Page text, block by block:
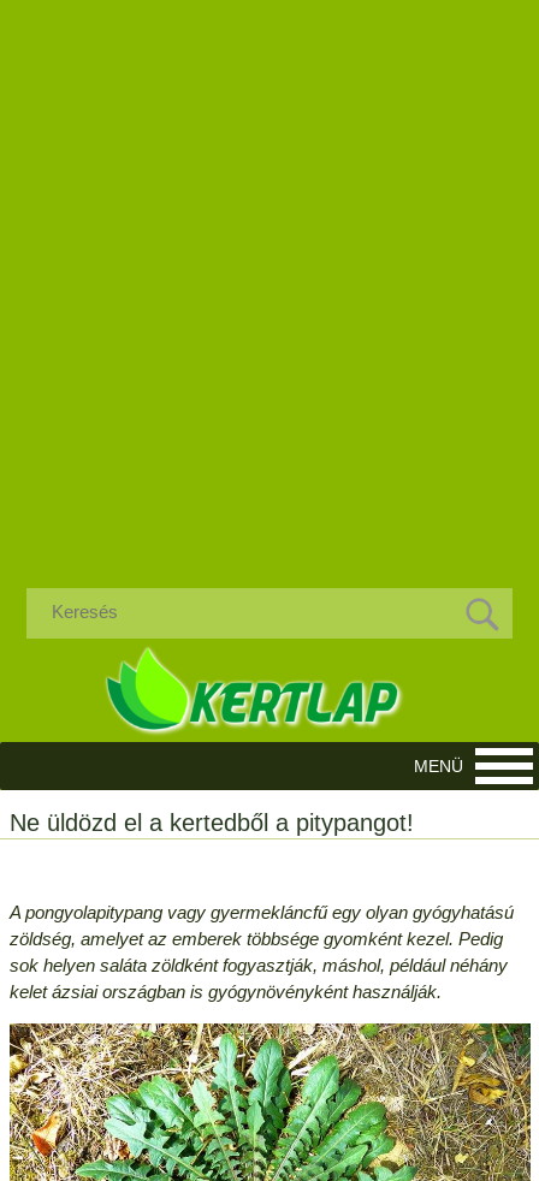
Ne üldözd el a kertedből a pitypangot!
A pongyolapitypang vagy gyermekláncfű egy olyan gyógyhatású
zöldség, amelyet az emberek többsége gyomként kezel. Pedig
sok helyen saláta zöldként fogyasztják, máshol, például néhány
kelet ázsiai országban is gyógynövényként használják.